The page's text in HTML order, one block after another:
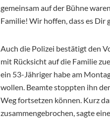
gemeinsam auf der Bühne
Familie! Wir hoffen, dass es Dir
Auch die Polizei bestätigt den
mit Rücksicht auf die Familie
ein 53-Jähriger habe am
wollen. Beamte stoppten ihn
Weg fortsetzen können. Kurz
zusammengebrochen, sagte